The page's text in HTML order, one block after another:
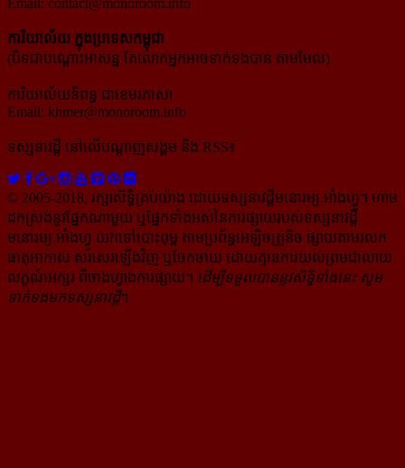
ការិយាល័យ ក្នុង​ប្រទេស​កម្ពុជា
(បិទជាបណ្ដោះអាសន្ន តែលោកអ្នកអាចទាក់ទងបាន តាមមែល)
ការិយាល័យនិពន្ធ ជាខេមរភាសា
Email: khmer@monoroom.info
ទស្សនាវដ្ដី​ នៅលើបណ្ដាញសង្គម និង RSS៖
© 2005-2018, រក្សាសិទ្ធិគ្រប់យ៉ាង ដោយទស្សនាវដ្ដី​មនោរម្យ.អាំងហ្វូ។ ហាម​
ដក​ស្រង់​នូវ​ផ្នែក​ណា​មួយ​ ឬ​ផ្នែក​ទាំង​អស់​នៃ​ការ​ផ្សាយ​របស់​ទស្សនាវដ្ដី​​
មនោរម្យ.អាំងហ្វូ យក​ទៅ​​បោះពុម្ព តាម​ប្រព័ន្ធ​អេឡិច​ត្រូនិច ផ្សាយ​តាម​រលក​
ធាតុអាកាស សរសេរ​ឡើង​វិញ ឬ​ចែក​ចាយ​ ដោយ​គ្មាន​ការ​យល់ព្រមជា​លាយ​
លក្ខណ៍​អក្សរ​ ពី​ចាងហ្វាង​ការ​ផ្សាយ​។ ដើម្បី​ទទួល​បាននូវសិទ្ធិ​ទាំងនេះ សូម​
ទាក់​ទង​មក​ទស្សនាវដ្ដី។